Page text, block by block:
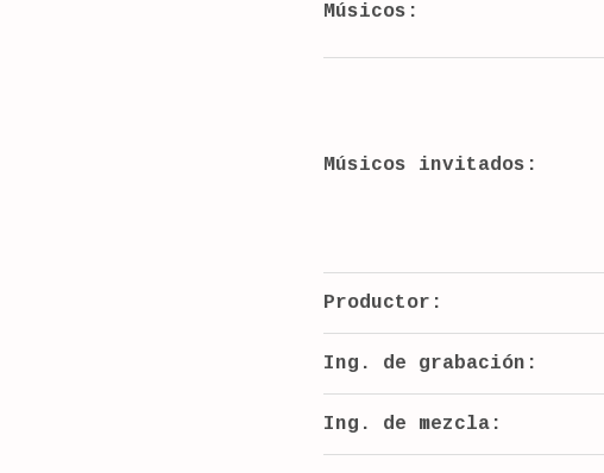
Músicos:
Músicos invitados:
Productor:
Ing. de grabación:
Ing. de mezcla: